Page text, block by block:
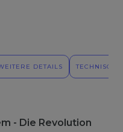
DETAILS
- Die Revolution